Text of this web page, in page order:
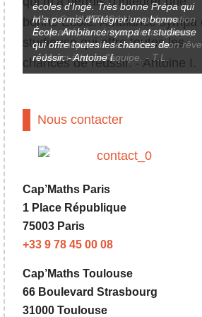
Merci Cap'MATHS ! Une préparation
de qualité, du sérieux, de la rigueur,
qui m’ont permis de réaliser mon rêve
: . Merci à toute l'équipe. - T.L.
écoles d'Ingé. Très bonne Prépa qui
m’a permis d’intégrer une bonne
École. Ambiance sympa et studieuse
qui offre toutes les chances de
réussir. - Antoine I.
Nous contacter
Cap’Maths Paris
1 Place République
75003 Paris
+33 9 78 45 00 08
Cap’Maths Toulouse
66 Boulevard Strasbourg
31000 Toulouse